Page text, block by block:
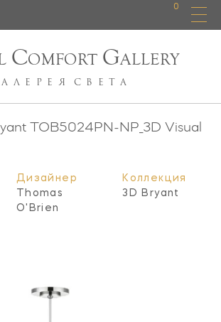
0
COMFORT GALLERY
СВЕТА
TOB5024PN-NP_3D Visual
Дизайнер
Thomas
O'Brien
Коллекция
3D Bryant